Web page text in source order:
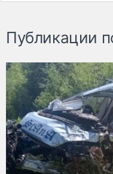
Публикации